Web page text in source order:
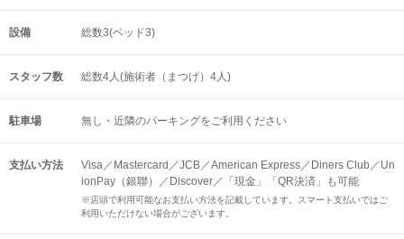
設備 総数3(ベッド3)
スタッフ数 総数4人(施術者（まつげ）4人)
駐車場 無し・近隣のパーキングをご利用ください
支払い方法
Visa／Mastercard／JCB／American Express／Diners Club／Un
ionPay（銀聯）／Discover／「現金」「QR決済」も可能
※店頭で利用可能なお支払い方法を記載しています。スマート支払いではご
利用いただけない場合がございます。